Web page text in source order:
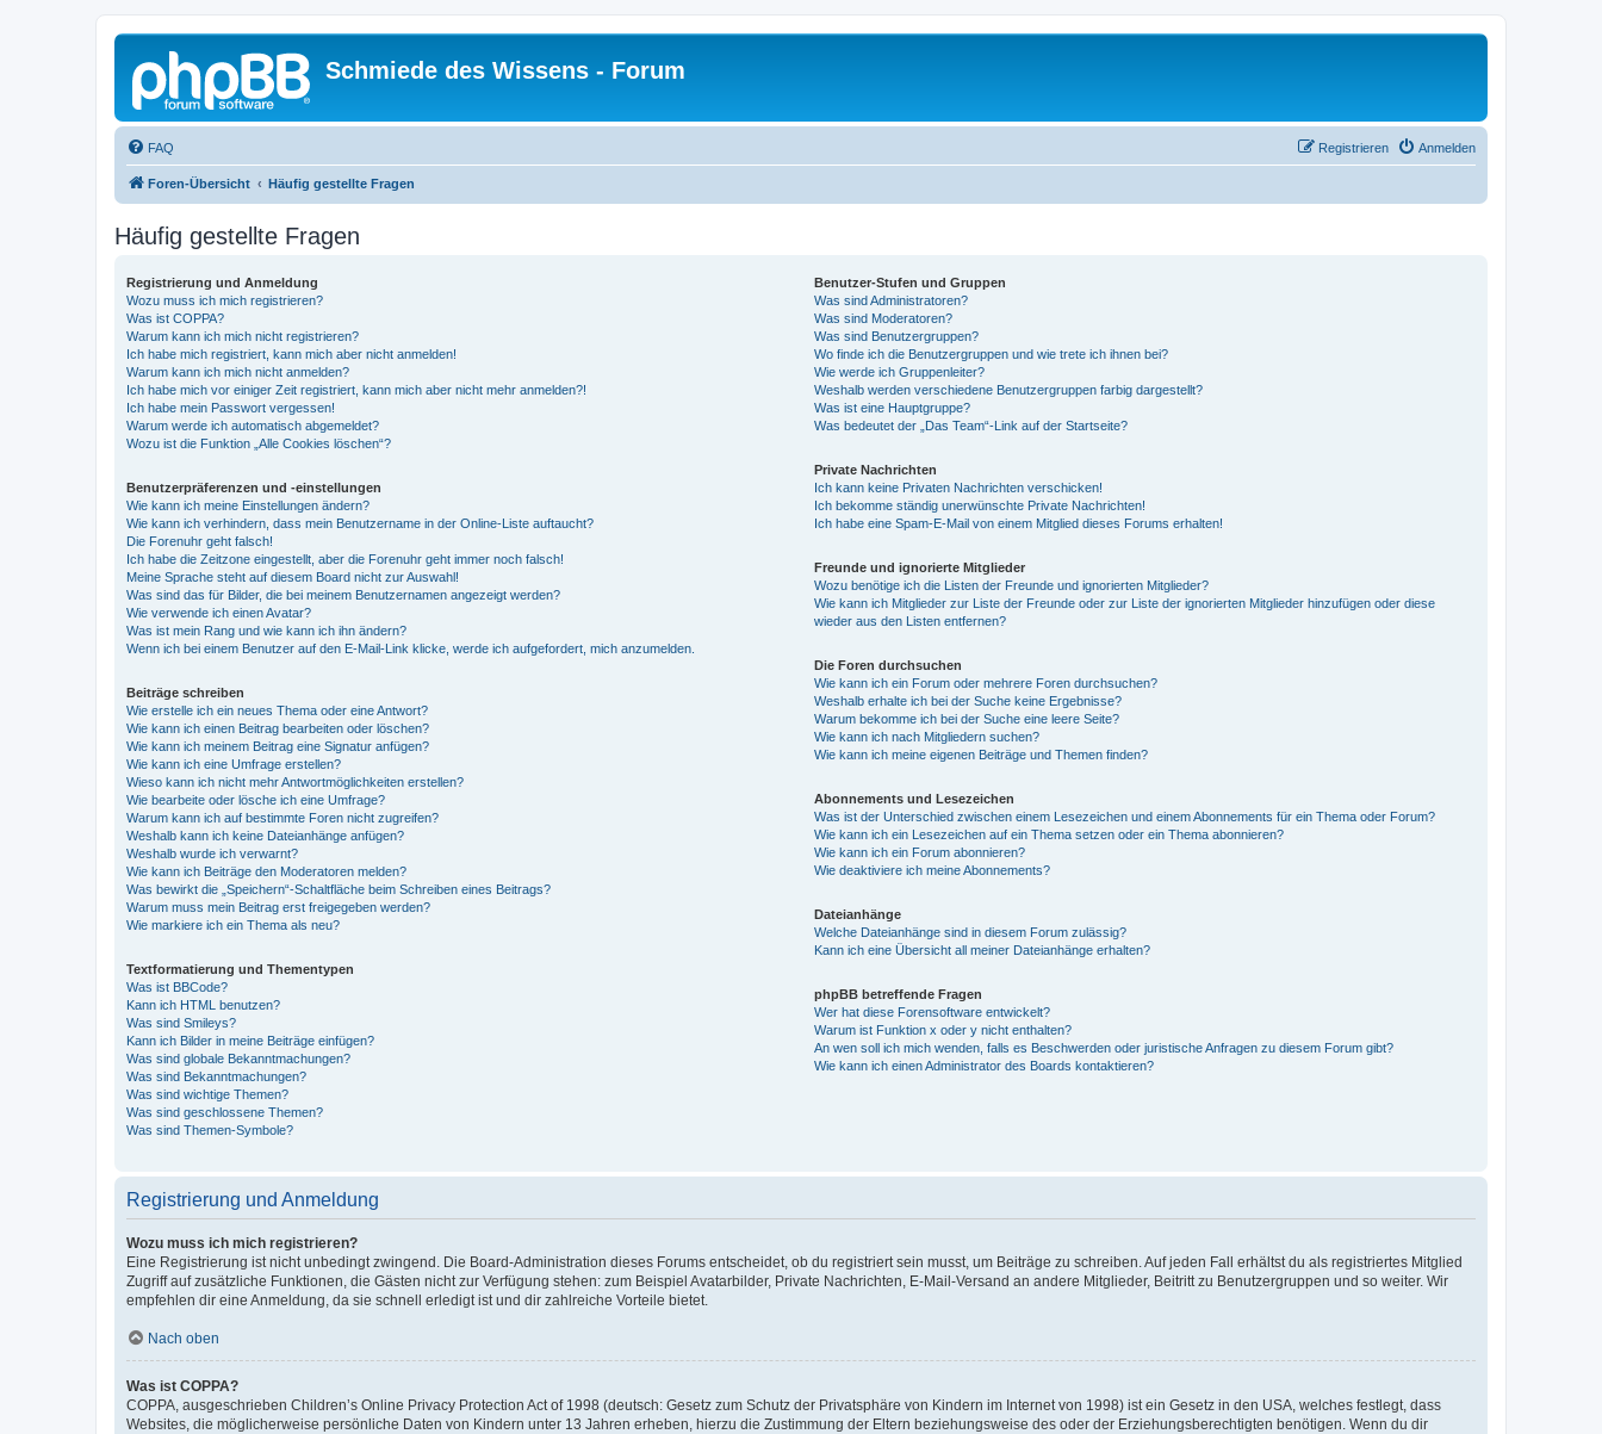
Schmiede des Wissens - Forum
FAQ Anmelden
Registrieren
Foren-Übersicht Häufig gestellte Fragen
Häufig gestellte Fragen
Registrierung und Anmeldung
Wozu muss ich mich registrieren?
Was ist COPPA?
Warum kann ich mich nicht registrieren?
Ich habe mich registriert, kann mich aber nicht anmelden!
Warum kann ich mich nicht anmelden?
Ich habe mich vor einiger Zeit registriert, kann mich aber nicht mehr anmelden?!
Ich habe mein Passwort vergessen!
Warum werde ich automatisch abgemeldet?
Wozu ist die Funktion „Alle Cookies löschen“?
Benutzerpräferenzen und -einstellungen
Wie kann ich meine Einstellungen ändern?
Wie kann ich verhindern, dass mein Benutzername in der Online-Liste auftaucht?
Die Forenuhr geht falsch!
Ich habe die Zeitzone eingestellt, aber die Forenuhr geht immer noch falsch!
Meine Sprache steht auf diesem Board nicht zur Auswahl!
Was sind das für Bilder, die bei meinem Benutzernamen angezeigt werden?
Wie verwende ich einen Avatar?
Was ist mein Rang und wie kann ich ihn ändern?
Wenn ich bei einem Benutzer auf den E-Mail-Link klicke, werde ich aufgefordert, mich anzumelden.
Beiträge schreiben
Wie erstelle ich ein neues Thema oder eine Antwort?
Wie kann ich einen Beitrag bearbeiten oder löschen?
Wie kann ich meinem Beitrag eine Signatur anfügen?
Wie kann ich eine Umfrage erstellen?
Wieso kann ich nicht mehr Antwortmöglichkeiten erstellen?
Wie bearbeite oder lösche ich eine Umfrage?
Warum kann ich auf bestimmte Foren nicht zugreifen?
Weshalb kann ich keine Dateianhänge anfügen?
Weshalb wurde ich verwarnt?
Wie kann ich Beiträge den Moderatoren melden?
Was bewirkt die „Speichern“-Schaltfläche beim Schreiben eines Beitrags?
Warum muss mein Beitrag erst freigegeben werden?
Wie markiere ich ein Thema als neu?
Textformatierung und Thementypen
Was ist BBCode?
Kann ich HTML benutzen?
Was sind Smileys?
Kann ich Bilder in meine Beiträge einfügen?
Was sind globale Bekanntmachungen?
Was sind Bekanntmachungen?
Was sind wichtige Themen?
Was sind geschlossene Themen?
Was sind Themen-Symbole?
Benutzer-Stufen und Gruppen
Was sind Administratoren?
Was sind Moderatoren?
Was sind Benutzergruppen?
Wo finde ich die Benutzergruppen und wie trete ich ihnen bei?
Wie werde ich Gruppenleiter?
Weshalb werden verschiedene Benutzergruppen farbig dargestellt?
Was ist eine Hauptgruppe?
Was bedeutet der „Das Team“-Link auf der Startseite?
Private Nachrichten
Ich kann keine Privaten Nachrichten verschicken!
Ich bekomme ständig unerwünschte Private Nachrichten!
Ich habe eine Spam-E-Mail von einem Mitglied dieses Forums erhalten!
Freunde und ignorierte Mitglieder
Wozu benötige ich die Listen der Freunde und ignorierten Mitglieder?
Wie kann ich Mitglieder zur Liste der Freunde oder zur Liste der ignorierten Mitglieder hinzufügen oder diese
wieder aus den Listen entfernen?
Die Foren durchsuchen
Wie kann ich ein Forum oder mehrere Foren durchsuchen?
Weshalb erhalte ich bei der Suche keine Ergebnisse?
Warum bekomme ich bei der Suche eine leere Seite?
Wie kann ich nach Mitgliedern suchen?
Wie kann ich meine eigenen Beiträge und Themen finden?
Abonnements und Lesezeichen
Was ist der Unterschied zwischen einem Lesezeichen und einem Abonnements für ein Thema oder Forum?
Wie kann ich ein Lesezeichen auf ein Thema setzen oder ein Thema abonnieren?
Wie kann ich ein Forum abonnieren?
Wie deaktiviere ich meine Abonnements?
Dateianhänge
Welche Dateianhänge sind in diesem Forum zulässig?
Kann ich eine Übersicht all meiner Dateianhänge erhalten?
phpBB betreffende Fragen
Wer hat diese Forensoftware entwickelt?
Warum ist Funktion x oder y nicht enthalten?
An wen soll ich mich wenden, falls es Beschwerden oder juristische Anfragen zu diesem Forum gibt?
Wie kann ich einen Administrator des Boards kontaktieren?
Registrierung und Anmeldung
Wozu muss ich mich registrieren?
Eine Registrierung ist nicht unbedingt zwingend. Die Board-Administration dieses Forums entscheidet, ob du registriert sein musst, um Beiträge zu schreiben. Auf jeden Fall erhältst du als registriertes Mitglied
Zugriff auf zusätzliche Funktionen, die Gästen nicht zur Verfügung stehen: zum Beispiel Avatarbilder, Private Nachrichten, E-Mail-Versand an andere Mitglieder, Beitritt zu Benutzergruppen und so weiter. Wir
empfehlen dir eine Anmeldung, da sie schnell erledigt ist und dir zahlreiche Vorteile bietet.
Nach oben
Was ist COPPA?
COPPA, ausgeschrieben Children’s Online Privacy Protection Act of 1998 (deutsch: Gesetz zum Schutz der Privatsphäre von Kindern im Internet von 1998) ist ein Gesetz in den USA, welches festlegt, dass
Websites, die möglicherweise persönliche Daten von Kindern unter 13 Jahren erheben, hierzu die Zustimmung der Eltern beziehungsweise des oder der Erziehungsberechtigten benötigen. Wenn du dir